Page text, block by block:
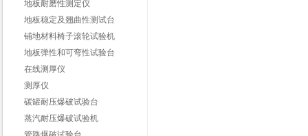
地板耐磨性测定仪
地板稳定及翘曲性测试台
铺地材料椅子滚轮试验机
地板弹性和可弯性试验台
在线测厚仪
测厚仪
碳罐耐压爆破试验台
蒸汽耐压爆破试验机